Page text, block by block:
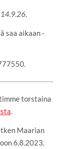
saa aikaan -
torstaina
.
Maarian
6.8.2023.